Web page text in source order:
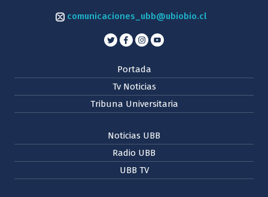
comunicaciones_ubb@ubiobio.cl
Portada
Tv Noticias
Tribuna Universitaria
Noticias UBB
Radio UBB
UBB TV